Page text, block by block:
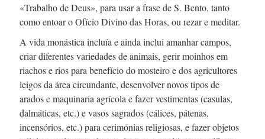
«Trabalho de Deus», para usar a frase deS. Bento, tanto
como entoar o Ofício Divino das Horas, ou rezar e meditar.
A vida monástica incluía e ainda inclui amanhar campos,
criar diferentes variedades de animais, gerir moinhos em
riachos e rios para benefício do mosteiro e dos agricultores
leigos da área circundante, desenvolver novos tipos de
arados e maquinaria agrícola e fazer vestimentas (casulas,
dalmáticas, etc.) e vasos sagrados (cálices, pátenas,
incensórios, etc.) para cerimónias religiosas, e fazer objetos